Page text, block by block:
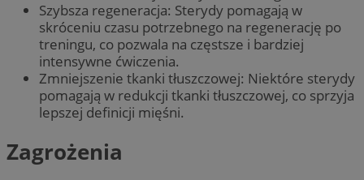
Szybsza regeneracja: Sterydy pomagają w
skróceniu czasu potrzebnego na regenerację po
treningu, co pozwala na częstsze i bardziej
intensywne ćwiczenia.
Zmniejszenie tkanki tłuszczowej: Niektóre sterydy
pomagają w redukcji tkanki tłuszczowej, co sprzyja
lepszej definicji mięśni.
Zagrożenia